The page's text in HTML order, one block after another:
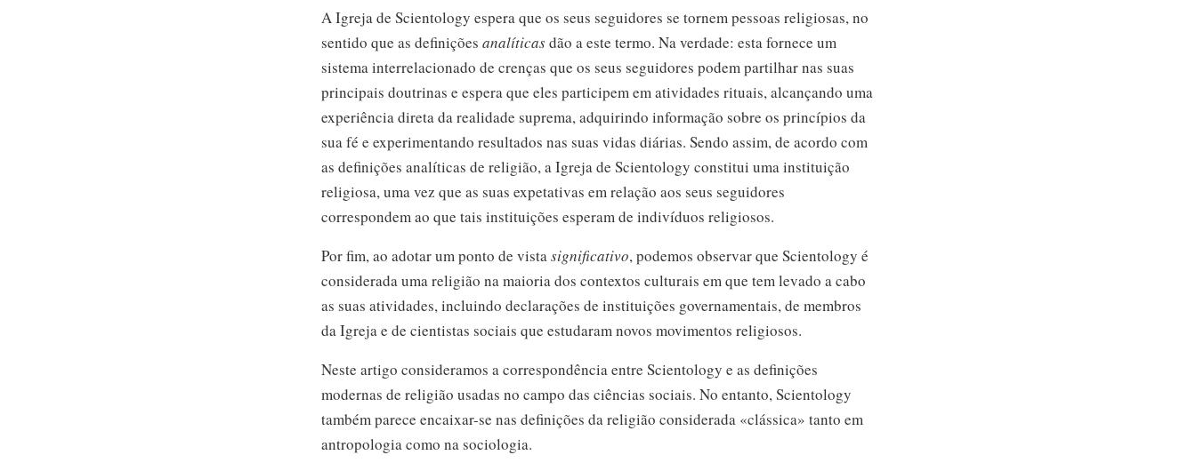
A Igreja de Scientology espera que os seus seguidores se tornem pessoas religiosas, no
sentido que as definições analíticasdão a este termo. Na verdade: esta fornece um
sistema interrelacionado de crenças que os seus seguidores podem partilhar nas suas
principais doutrinas e espera que eles participem em atividades rituais, alcançando uma
experiência direta da realidade suprema, adquirindo informação sobre os princípios da
sua fé e experimentando resultados nas suas vidas diárias. Sendo assim, de acordo com
as definições analíticas de religião, a Igreja de Scientology constitui uma instituição
religiosa, uma vez que as suas expetativas em relação aos seus seguidores
correspondem ao que tais instituições esperam de indivíduos religiosos.
Por fim, ao adotar um ponto de vista significativo, podemos observar que Scientology é
considerada uma religião na maioria dos contextos culturais em que tem levado a cabo
as suas atividades, incluindo declarações de instituições governamentais, de membros
da Igreja e de cientistas sociais que estudaram novos movimentos religiosos.
Neste artigo consideramos a correspondência entre Scientology e as definições
modernas de religião usadas no campo das ciências sociais. No entanto, Scientology
também parece encaixar-se nas definições da religião considerada «clássica» tanto em
antropologia como na sociologia.